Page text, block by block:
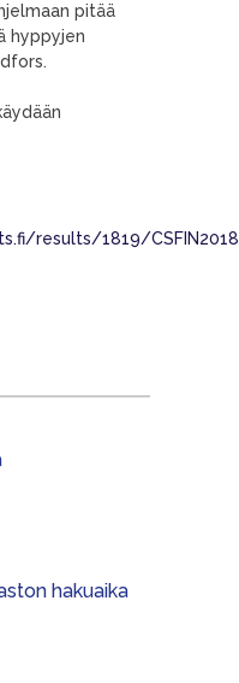
pitää
hyppyjen
results/1819/
hakuaika